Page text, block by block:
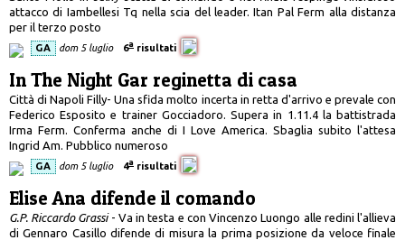
attacco di Iambellesi Tq nella scia del leader. Itan Pal Ferm alla distanza
per il terzo posto
GA dom 5 luglio 6a risultati
In The Night Gar reginetta di casa
Città di Napoli Filly- Una sfida molto incerta in retta d'arrivo e prevale con
Federico Esposito e trainer Gocciadoro. Supera in 1.11.4 la battistrada
Irma Ferm. Conferma anche di I Love America. Sbaglia subito l'attesa
Ingrid Am. Pubblico numeroso
GA dom 5 luglio 4a risultati
Elise Ana difende il comando
G.P. Riccardo Grassi- Va in testa e con Vincenzo Luongo alle redini l'allieva
di Gennaro Casillo difende di misura la prima posizione da veloce finale